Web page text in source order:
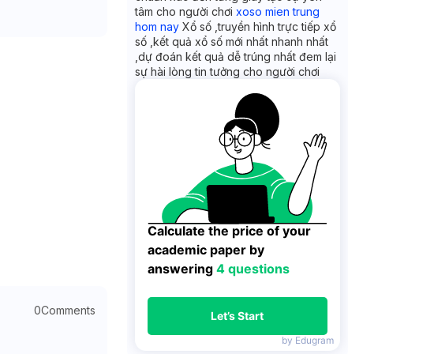
0Comments
tâm cho người chơi xoso mien trung
hom nayXổ số ,truyền hình trực tiếp xổ
số ,kết quả xổ số mới nhất nhanh nhất
,dự đoán kết quả dễ trúng nhất đem lại
sự hài lòng tin tưởng cho người chơi
Calculate the price of your
academic paper by
answering 4 questions
Let’s Start
by Edugram